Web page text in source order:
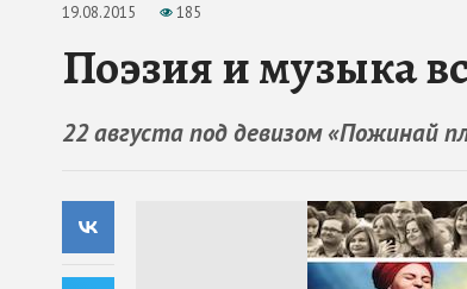
19.08.2015 185
Поэзия и музыка
22 августа под девизом «Пожинай